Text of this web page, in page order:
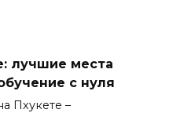
лучшие места
с нуля
Пхукете –